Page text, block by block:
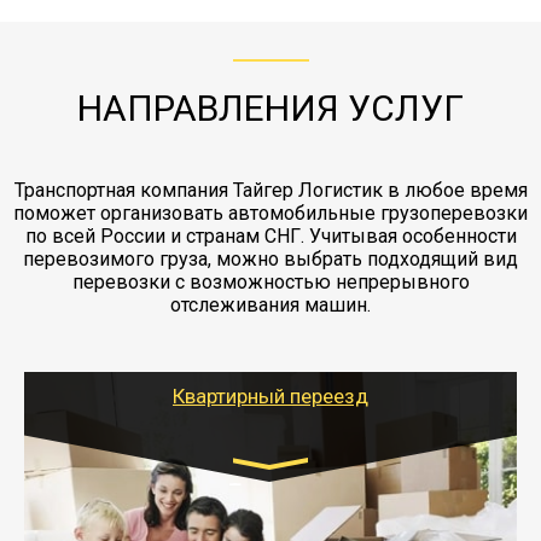
заканчивая выгрузкой в пункте получателя.
НАПРАВЛЕНИЯ УСЛУГ
Транспортная компания Тайгер Логистик в любое время
поможет организовать автомобильные грузоперевозки
по всей России и странам СНГ. Учитывая особенности
перевозимого груза, можно выбрать подходящий вид
перевозки с возможностью непрерывного
отслеживания машин.
Квартирный переезд
Газель: 1,5 и 3 тонны